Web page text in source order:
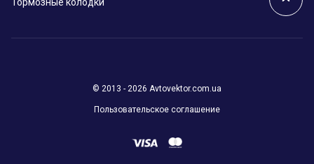
© 2013 - 2026 Avtovektor.com.ua
Пользовательское соглашение